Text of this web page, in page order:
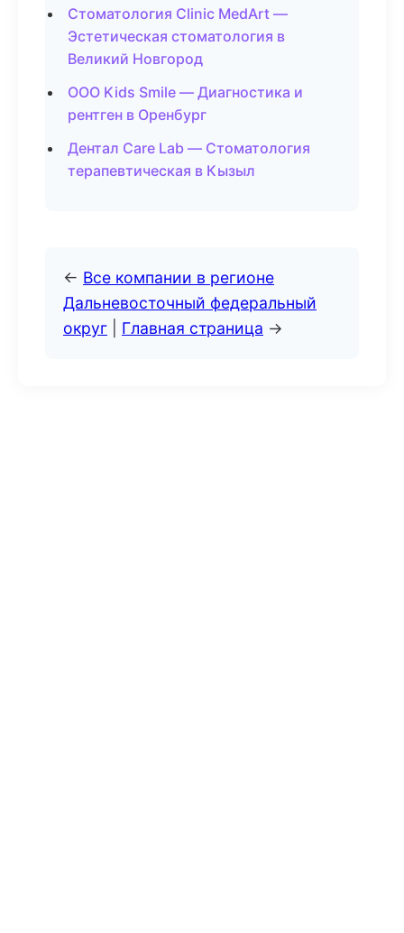
Стоматология Clinic MedArt —
Эстетическая стоматология в
Великий Новгород
ООО Kids Smile — Диагностика и
рентген в Оренбург
Дентал Care Lab — Стоматология
терапевтическая в Кызыл
← Все компании в регионе
Дальневосточный федеральный
округ
Главная страница →